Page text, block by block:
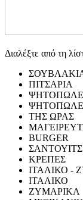
Διαλέξτε από τη
ΠΙΤΣΑΡΙΑ
ΤΗΣ ΩΡΑΣ
BURGER
ΣΑΝΤΟΥΙΤΣ
ΚΡΕΠΕΣ
ΙΤΑΛΙΚΟ -
ΙΤΑΛΙΚΟ
ΖΥΜΑΡΙΚΑ